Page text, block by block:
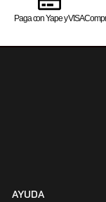
Paga con Yape y VISA
AYUDA